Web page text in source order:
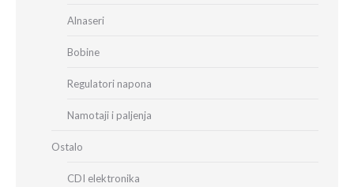
Alnaseri
Bobine
Regulatori napona
Namotaji i paljenja
Ostalo
CDI elektronika